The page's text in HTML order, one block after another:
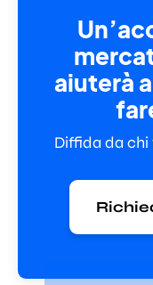
aiuterà
Diffida da chi